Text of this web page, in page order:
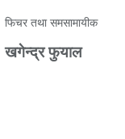
फिचर तथा समसामायीक
खगेन्द्र फुयाल